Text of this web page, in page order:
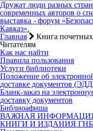
Дружат люди разных стран
современных авторов о
выставка - форум
Кавказ».
Главная
Книга
Читателям
Как нас найти
Правила пользования
Услуги библиотеки
Положение об
доставке документов
Бланк-заказ на
доставку документов
Библиоафиша
ВАЖНАЯ
КНИГИ И ИЗДАНИЯ